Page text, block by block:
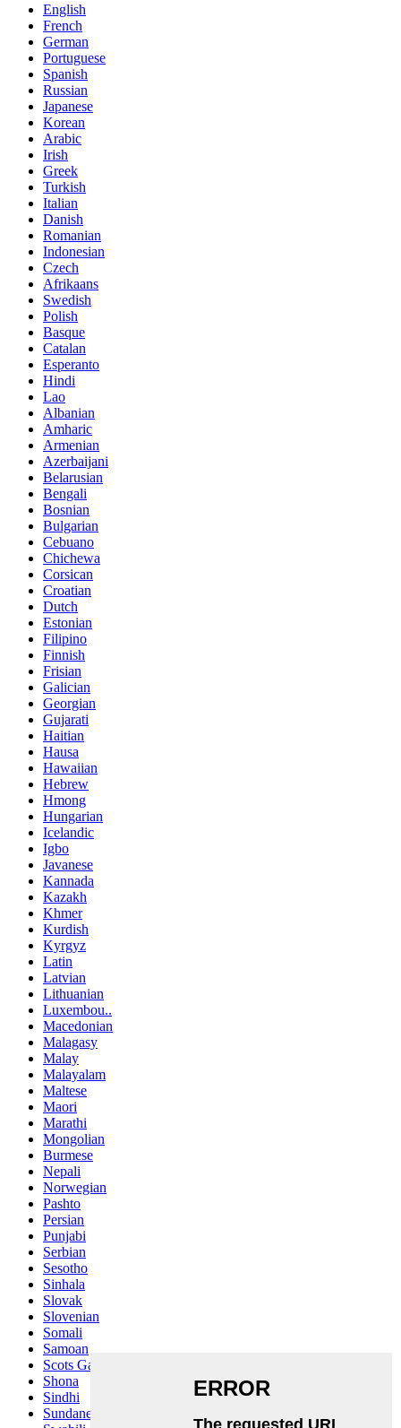
English
French
German
Portuguese
Spanish
Russian
Japanese
Korean
Arabic
Irish
Greek
Turkish
Italian
Danish
Romanian
Indonesian
Czech
Afrikaans
Swedish
Polish
Basque
Catalan
Esperanto
Hindi
Lao
Albanian
Amharic
Armenian
Azerbaijani
Belarusian
Bengali
Bosnian
Bulgarian
Cebuano
Chichewa
Corsican
Croatian
Dutch
Estonian
Filipino
Finnish
Frisian
Galician
Georgian
Gujarati
Haitian
Hausa
Hawaiian
Hebrew
Hmong
Hungarian
Icelandic
Igbo
Javanese
Kannada
Kazakh
Khmer
Kurdish
Kyrgyz
Latin
Latvian
Lithuanian
Luxembou..
Macedonian
Malagasy
Malay
Malayalam
Maltese
Maori
Marathi
Mongolian
Burmese
Nepali
Norwegian
Pashto
Persian
Punjabi
Serbian
Sesotho
Sinhala
Slovak
Slovenian
Somali
Samoan
Scots Gaelic
Shona
Sindhi
Sundanese